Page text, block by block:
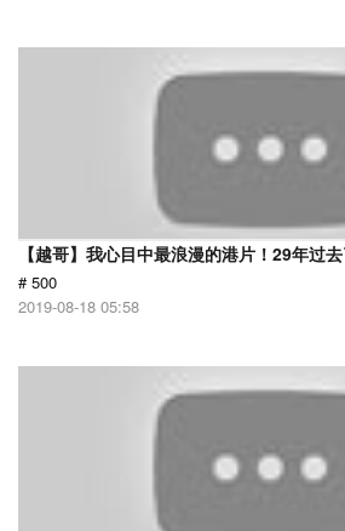
【越哥】我心目中最浪漫的港片！29年过
# 500
2019-08-18 05:58